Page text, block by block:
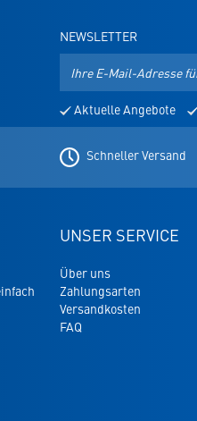
NEWSLETTER
Mail-
Adresse
für
den
Newsletter
Aktuelle Angebote
Schneller Versand
UNSER SERVICE
Über uns
Zahlungsarten
Versandkosten
FAQ